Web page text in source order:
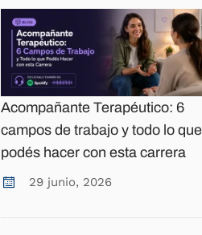
Acompañante Terapéutico: 6
campos de trabajo y todo lo que
podés hacer con esta carrera
29 junio, 2026